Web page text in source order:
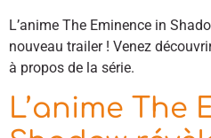
L’anime The Eminence in
nouveau trailer ! Venez
à propos de la série.
L’anime The